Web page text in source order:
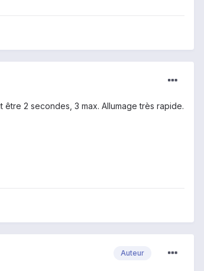
2 secondes, 3 max. Allumage très rapide.
Auteur